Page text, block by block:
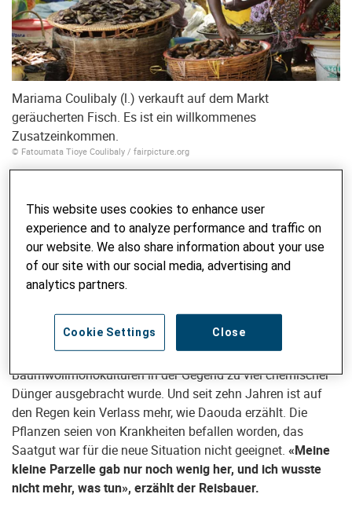
Mariama Coulibaly (l.) verkauft auf dem Markt
geräucherten Fisch. Es ist ein willkommenes
Zusatzeinkommen.
© Fatoumata Tioye Coulibaly / fairpicture.org
«Mein Vater und mein Grossvater bauten auf kleinen
Parzellen Pflanzensorten mit einem langen 120-tägigen
Reifezyklus an. Die winterlichen Regenfälle verteilten sich
über die ganze Saison und verursachten keine Schäden.
erzählt Daouda.
Mit der Zeit jedoch verarmten die Böden, weil auf den
Baumwollmonokulturen in der Gegend zu viel chemischer
Dünger ausgebracht wurde. Und seit zehn Jahren ist auf
den Regen kein Verlass mehr, wie Daouda erzählt. Die
Pflanzen seien von Krankheiten befallen worden, das
Saatgut war für die neue Situation nicht geeignet. «Meine
kleine Parzelle gab nur noch wenig her, und ich wusste
nicht mehr, was tun», erzählt der Reisbauer.
This website uses cookies to enhance user
experience and to analyze performance and traffic on
our website. We also share information about your use
of our site with our social media, advertising and
analytics partners.
Close
Cookie Settings